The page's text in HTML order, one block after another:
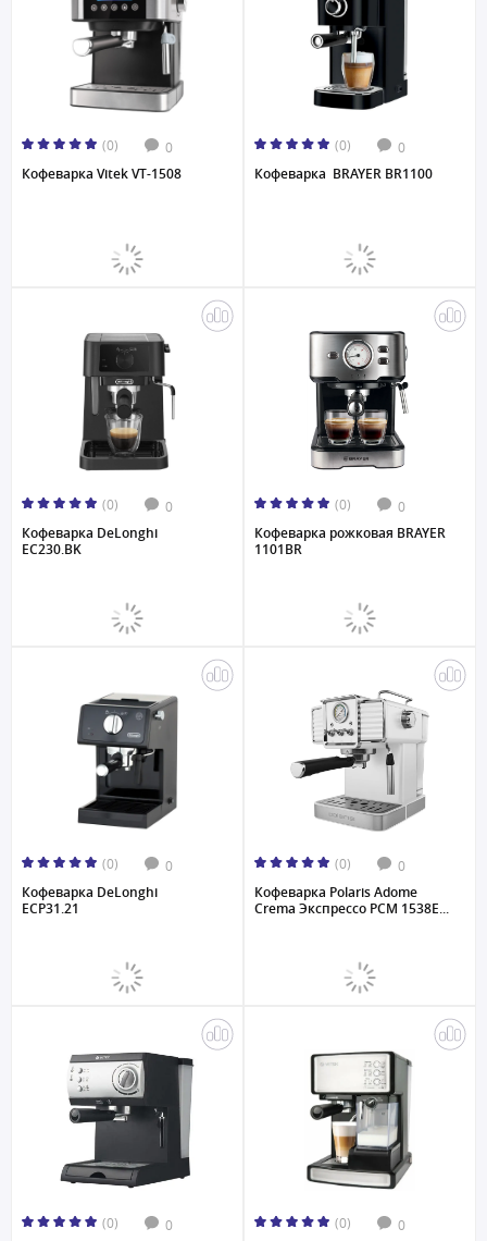
(0) 0
Кофеварка Vitek VT-1508
(0) 0
Кофеварка BRAYER BR1100
(0) 0
Кофеварка DeLonghi
EC230.BK
(0) 0
Кофеварка рожковая BRAYER
1101BR
(0) 0
Кофеварка DeLonghi
ECP31.21
(0) 0
Кофеварка Polaris Adome
Crema Экспрессо PCM 1538E...
(0) 0 (0) 0